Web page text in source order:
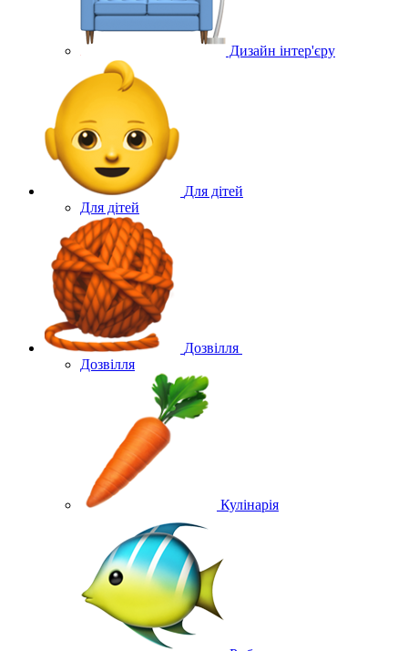
Дизайн інтер'єру
Для дітей
Для дітей
Дозвілля
Дозвілля
Кулінарія